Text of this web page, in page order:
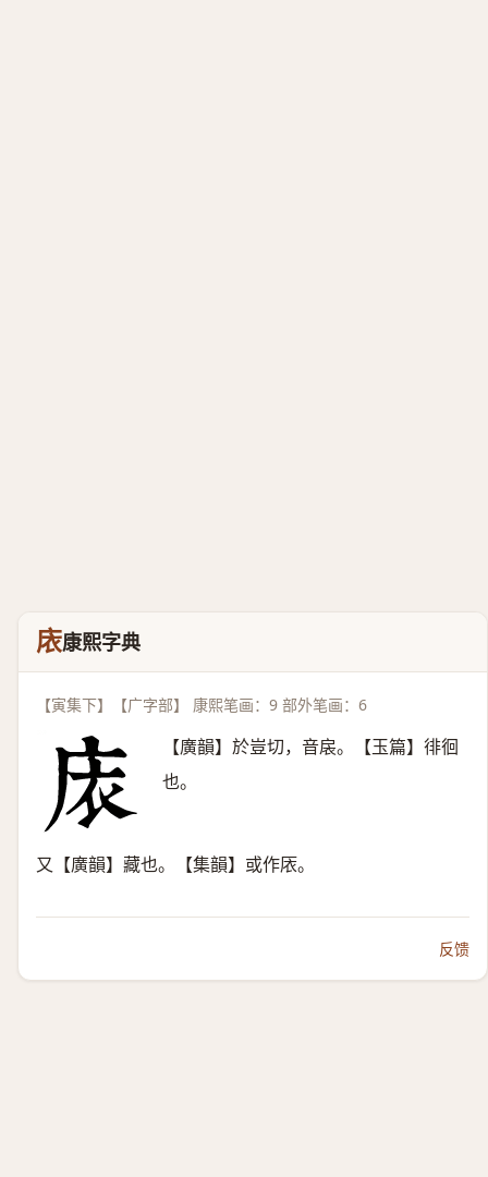
庡康熙字典
【寅集下】【广字部】 康熙笔画：9 部外笔画：6
【廣韻】於豈切，音扆。【玉篇】徘徊
也。
又【廣韻】藏也。【集韻】或作㕈。
反馈